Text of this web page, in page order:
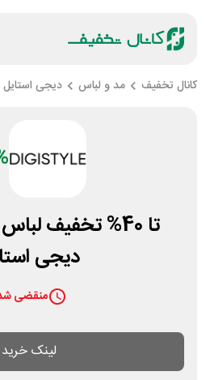
کانال تخفیف مد و لباس دیجی استایل
تا 40% تخفیف
دیجی
منقضی
لینک خرید